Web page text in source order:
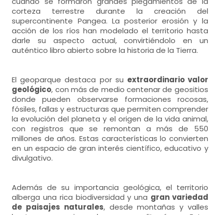
corteza terrestre durante la creación del
supercontinente Pangea. La posterior erosión y la
acción de los ríos han modelado el territorio hasta
darle su aspecto actual, convirtiéndolo en un
auténtico libro abierto sobre la historia de la Tierra.
El geoparque destaca por su extraordinario valor
geológico, con más de medio centenar de geositios
donde pueden observarse formaciones rocosas,
fósiles, fallas y estructuras que permiten comprender
la evolución del planeta y el origen de la vida animal,
con registros que se remontan a más de 550
millones de años. Estas características lo convierten
en un espacio de gran interés científico, educativo y
divulgativo.
Además de su importancia geológica, el territorio
alberga una rica biodiversidad y una gran variedad
de paisajes naturales, desde montañas y valles